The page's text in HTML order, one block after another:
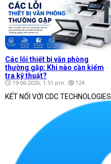
Các lỗi thiết bị văn phòng
thường gặp: Khi nào cần kiểm
tra kỹ thuật?
19-06-2026, 1:51 pm 124
KẾT NỐI VỚI CDC TECHNOLOGIES